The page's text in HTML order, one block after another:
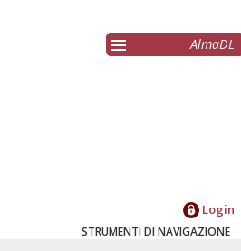
AlmaDL
Login
STRUMENTI DI NAVIGAZIONE